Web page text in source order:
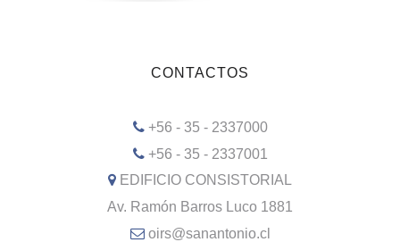
CONTACTOS
+56 - 35 - 2337000
+56 - 35 - 2337001
EDIFICIO CONSISTORIAL
Av. Ramón Barros Luco 1881
oirs@sanantonio.cl